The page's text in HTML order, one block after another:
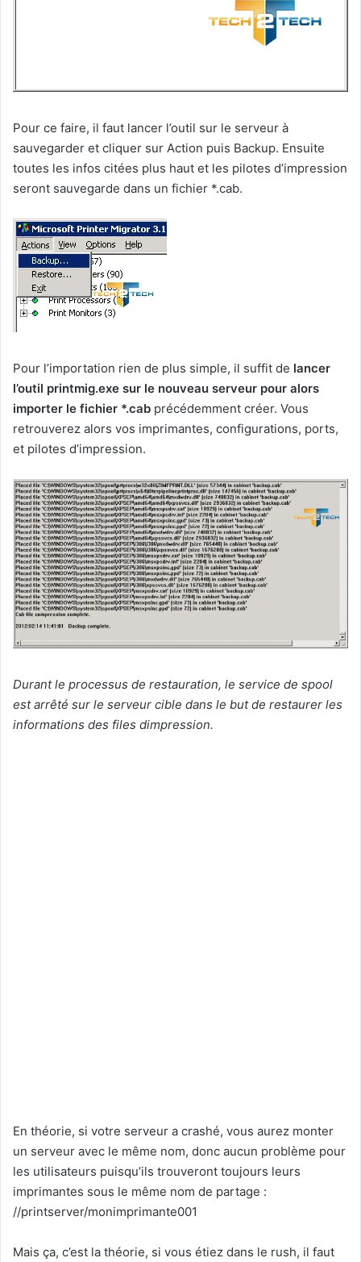
Pour ce faire, il faut lancer l’outil sur le serveur à
sauvegarder et cliquer sur Action puis Backup. Ensuite
toutes les infos citées plus haut et les pilotes d’impression
seront sauvegarde dans un fichier *.cab.
Pour l’importation rien de plus simple, il suffit de lancer
l’outil printmig.exe sur le nouveau serveur pour alors
importer le fichier *.cab précédemment créer. Vous
retrouverez alors vos imprimantes, configurations, ports,
et pilotes d’impression.
Durant le processus de restauration, le service de spool
est arrêté sur le serveur cible dans le but de restaurer les
informations des files dimpression.
En théorie, si votre serveur a crashé, vous aurez monter
un serveur avec le même nom, donc aucun problème pour
les utilisateurs puisqu’ils trouveront toujours leurs
imprimantes sous le même nom de partage :
//printserver/monimprimante001
Mais ça, c’est la théorie, si vous étiez dans le rush, il faut